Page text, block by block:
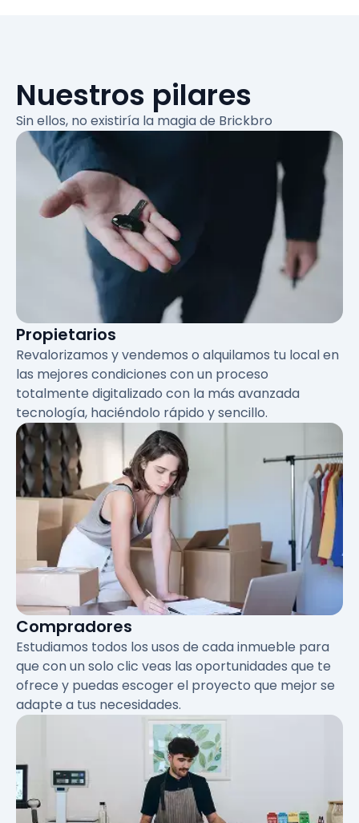
Nuestros pilares
Sin ellos, no existiría la magia de Brickbro
Propietarios
Revalorizamos y vendemos o alquilamos tu local en
las mejores condiciones con un proceso
totalmente digitalizado con la más avanzada
tecnología, haciéndolo rápido y sencillo.
Compradores
Estudiamos todos los usos de cada inmueble para
que con un solo clic veas las oportunidades que te
ofrece y puedas escoger el proyecto que mejor se
adapte a tus necesidades.